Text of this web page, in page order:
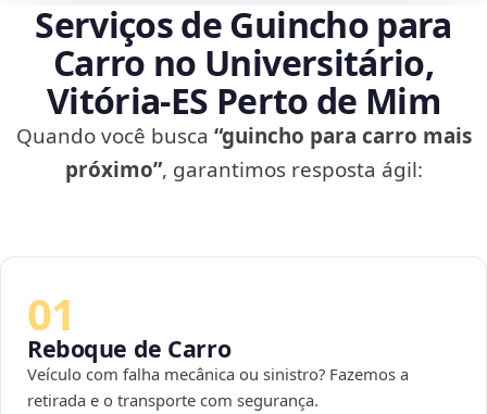
Serviços de Guincho para
Carro no Universitário,
Vitória‑ES Perto de Mim
Quando você busca “guincho para carro mais
próximo”, garantimos resposta ágil:
01
Reboque de Carro
Veículo com falha mecânica ou sinistro? Fazemos a
retirada e o transporte com segurança.